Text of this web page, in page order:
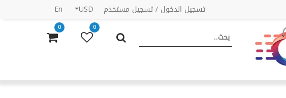
تسجيل الدخول /تسجيل مستخدم USD
En
0
0